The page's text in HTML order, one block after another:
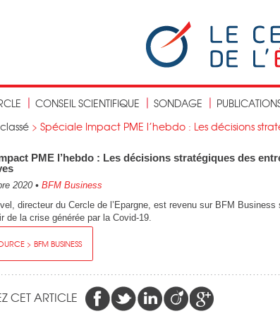
CONSEIL SCIENTIFIQUE SONDAGE
> Spéciale Impact PME l’hebdo : Les décisions
PME l’hebdo : Les décisions stratégiques des
2020 • BFM Business
directeur du Cercle de l’Epargne, est revenu sur BFM
de la crise générée par la Covid-19.
> BFM BUSINESS
CET ARTICLE